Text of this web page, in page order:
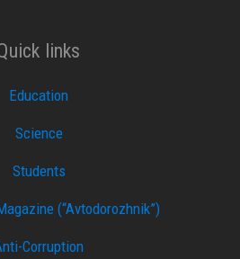
links
Education
Science
Students
(“Avtodorozhnik”)
Corruption